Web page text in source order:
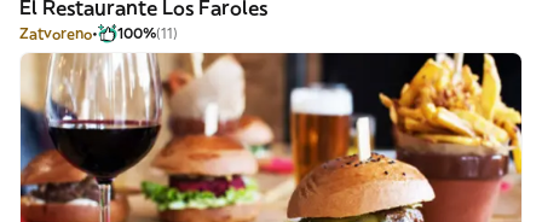
El Restaurante Los Faroles
Zatvoreno 100%(11)